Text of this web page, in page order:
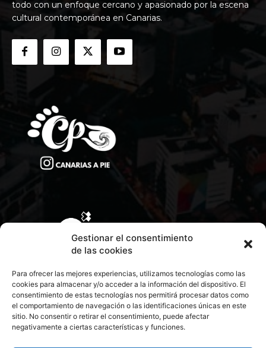
Gestionar el consentimiento
de las cookies
Para ofrecer las mejores experiencias, utilizamos tecnologías como las
cookies para almacenar y/o acceder a la información del dispositivo. El
consentimiento de estas tecnologías nos permitirá procesar datos como
el comportamiento de navegación o las identificaciones únicas en este
sitio. No consentir o retirar el consentimiento, puede afectar
negativamente a ciertas características y funciones.
todo con un enfoque cercano y apasionado por la escena
cultural contemporánea en Canarias.
CONTACTA CON NOSOTROS